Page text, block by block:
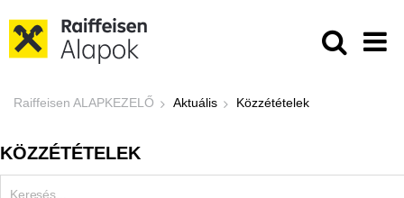
Közzétételek - Raiffeisen
Raiffeisen ALAPKEZELŐ Aktuális Közzétételek
KÖZZÉTÉTELEK